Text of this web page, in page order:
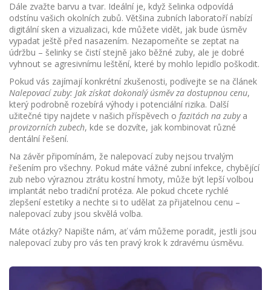
Dále zvažte barvu a tvar. Ideální je, když šelinka odpovídá
odstínu vašich okolních zubů. Většina zubních laboratoří nabízí
digitální sken a vizualizaci, kde můžete vidět, jak bude úsměv
vypadat ještě před nasazením. Nezapomeňte se zeptat na
údržbu – šelinky se čistí stejně jako běžné zuby, ale je dobré
vyhnout se agresivnímu leštění, které by mohlo lepidlo poškodit.
Pokud vás zajímají konkrétní zkušenosti, podívejte se na článek
Nalepovací zuby: Jak získat dokonalý úsměv za dostupnou cenu,
který podrobně rozebírá výhody i potenciální rizika. Další
užitečné tipy najdete v našich příspěvech o fazitách na zubya
provizorních zubech, kde se dozvíte, jak kombinovat různé
dentální řešení.
Na závěr připomínám, že nalepovací zuby nejsou trvalým
řešením pro všechny. Pokud máte vážné zubní infekce, chybějící
zub nebo výraznou ztrátu kostní hmoty, může být lepší volbou
implantát nebo tradiční protéza. Ale pokud chcete rychlé
zlepšení estetiky a nechte si to udělat za přijatelnou cenu –
nalepovací zuby jsou skvělá volba.
Máte otázky? Napište nám, ať vám můžeme poradit, jestli jsou
nalepovací zuby pro vás ten pravý krok k zdravému úsměvu.